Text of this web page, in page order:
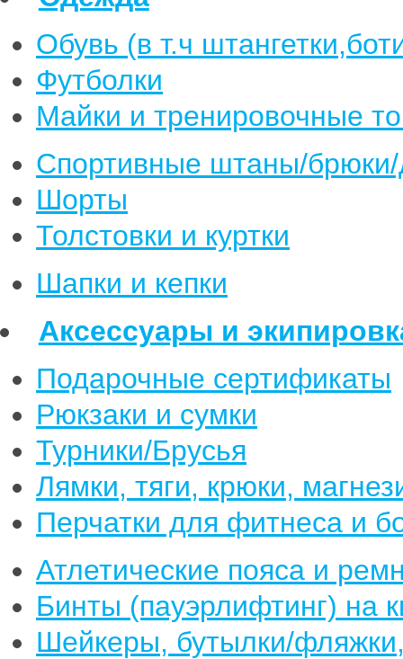
Обувь (в т.ч
Футболки
Майки и тренировочные
Спортивные штаны/
Шорты
Толстовки и куртки
Шапки и кепки
Аксессуары и
Подарочные сертификаты
Рюкзаки и сумки
Турники/Брусья
Лямки, тяги, крюки,
Перчатки для фитнеса и
Атлетические пояса и
Бинты (пауэрлифтинг) на
Шейкеры, бутылки/